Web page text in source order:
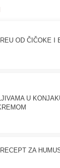
OD ČIČOKE I
U
ZA